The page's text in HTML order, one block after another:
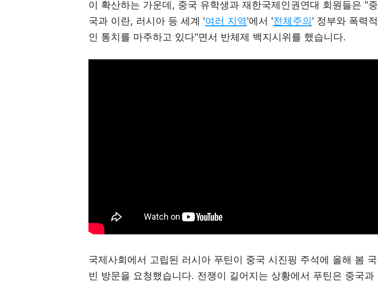
이 확산하는 가운데, 중국 유학생과 재한국제인권연대 회원들은 "중
국과 이란, 러시아 등 세계 '여러 지역'에서 '전체주의' 정부와 폭력적
인 통치를 마주하고 있다"면서 반체제 백지시위를 했습니다.
국제사회에서 고립된 러시아 푸틴이 중국 시진핑 주석에 올해 봄 국
빈 방문을 요청했습니다. 전쟁이 길어지는 상황에서 푸틴은 중국과